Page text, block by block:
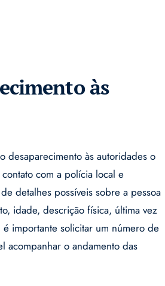
às
desaparecimento às autoridades o
com a polícia local e
detalhes possíveis sobre a pessoa
idade, descrição física, última vez
importante solicitar um número de
acompanhar o andamento das